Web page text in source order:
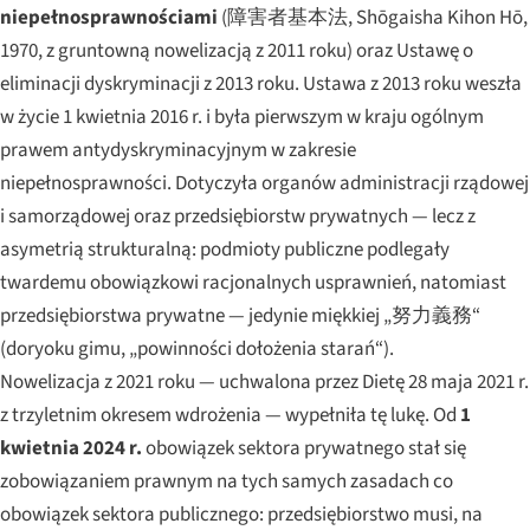
niepełnosprawnościami (障害者基本法,Shōgaisha Kihon Hō,
1970, z gruntowną nowelizacją z 2011 roku) oraz Ustawę o
eliminacji dyskryminacji z 2013 roku. Ustawa z 2013 roku weszła
w życie 1 kwietnia 2016 r. i była pierwszym w kraju ogólnym
prawem antydyskryminacyjnym w zakresie
niepełnosprawności. Dotyczyła organów administracji rządowej
i samorządowej oraz przedsiębiorstw prywatnych — lecz z
asymetrią strukturalną: podmioty publiczne podlegały
twardemuobowiązkowi racjonalnych usprawnień, natomiast
przedsiębiorstwa prywatne — jedyniemiękkiej „努力義務“
(doryoku gimu, „powinności dołożenia starań“).
Nowelizacja z 2021 roku — uchwalona przez Dietę 28 maja 2021 r.
z trzyletnim okresem wdrożenia — wypełniła tę lukę. Od 1
kwietnia 2024 r.obowiązek sektora prywatnego stał się
zobowiązaniem prawnym na tych samych zasadach co
obowiązek sektora publicznego: przedsiębiorstwo musi, na